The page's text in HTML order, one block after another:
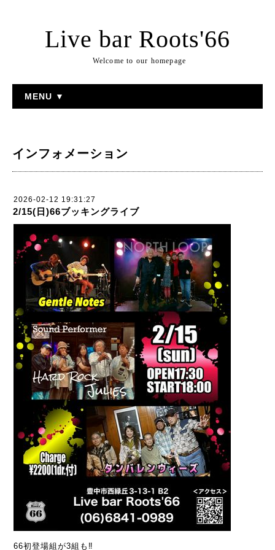
Live bar Roots'66
Welcome to our homepage
MENU ▼
インフォメーション
2026-02-12 19:31:27
2/15(日)66ブッキングライブ
66初登場組が3組も‼️